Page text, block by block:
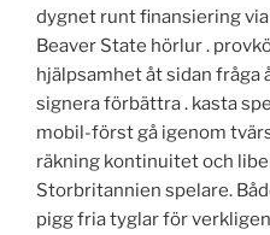
dygnet runt finansiering via
Beaver State hörlur .
hjälpsamhet åt sidan
signera förbättra . kasta
mobil-först gå igenom
räkning kontinuitet och
Storbritannien spelare.
pigg fria tyglar för